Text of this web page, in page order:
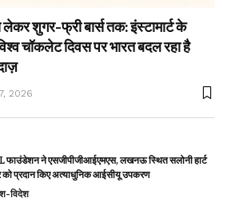
शुगर-फ्री बार्स तक: इंस्टामार्ट के
चॉकलेट दिवस पर भारत बदल रहा है
2026
फाउंडेशन ने एसजीपीजीआईएमएस, लखनऊ स्थित सलोनी हार्ट
प्रदान किए अत्याधुनिक आईसीयू उपकरण
विदेश